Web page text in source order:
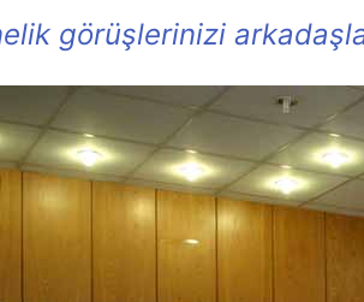
görüşlerinizi